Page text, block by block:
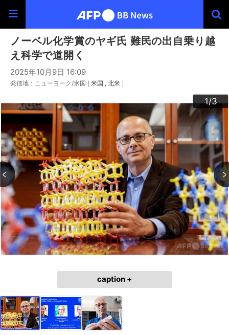
ノーベル化学賞のヤギ氏 難民の出自乗り越
え科学で道開く
2025年10月9日 16:09
発信地：ニューヨーク/米国 [ 米国 北米 ]
1/3
2/3
3/3
caption +